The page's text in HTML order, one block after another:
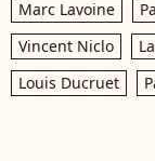
Marc Lavoine
Vincent Niclo
Louis Ducruet